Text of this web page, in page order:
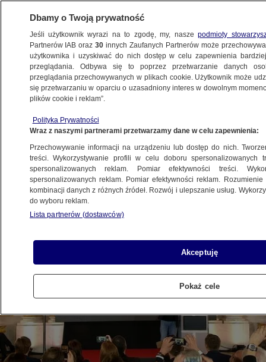
POLSKA
Nowy rekord Wielkiej Orkiestry
Świątecznej Pomocy
7.03.2017, 19:25
Udostępnij
Dbamy o Twoją prywatność
Jeśli użytkownik wyrazi na to zgodę, my, naszepodmioty
Partnerów IAB oraz30 innych Zaufanych Partnerów może
użytkownika i uzyskiwać do nich dostęp w celu zapewnienia
przeglądania. Odbywa się to poprzez przetwarzanie danych
przeglądania przechowywanych w plikach cookie. Użytkownik może
się przetwarzaniu w oparciu o uzasadniony interes w dowolnym
plików cookie i reklam”.
Polityka Prywatności
Wraz z naszymi partnerami przetwarzamy dane w celu zapewnienia:
Przechowywanie informacji na urządzeniu lub dostęp do nich.
treści. Wykorzystywanie profili w celu doboru spersonalizowanych
spersonalizowanych reklam. Pomiar efektywności treści.
spersonalizowanych reklam. Pomiar efektywności reklam.
kombinacji danych z różnych źródeł. Rozwój i ulepszanie usług.
do wyboru reklam.
Lista partnerów (dostawców)
Akceptuję
Pokaż cele